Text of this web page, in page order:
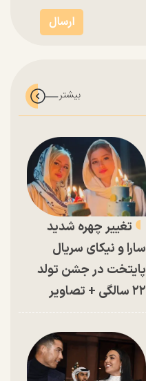
تغییر چهره شدید
سارا و نیکای سریال
پایتخت در جشن تولد
۲۲ سالگی + تصاویر